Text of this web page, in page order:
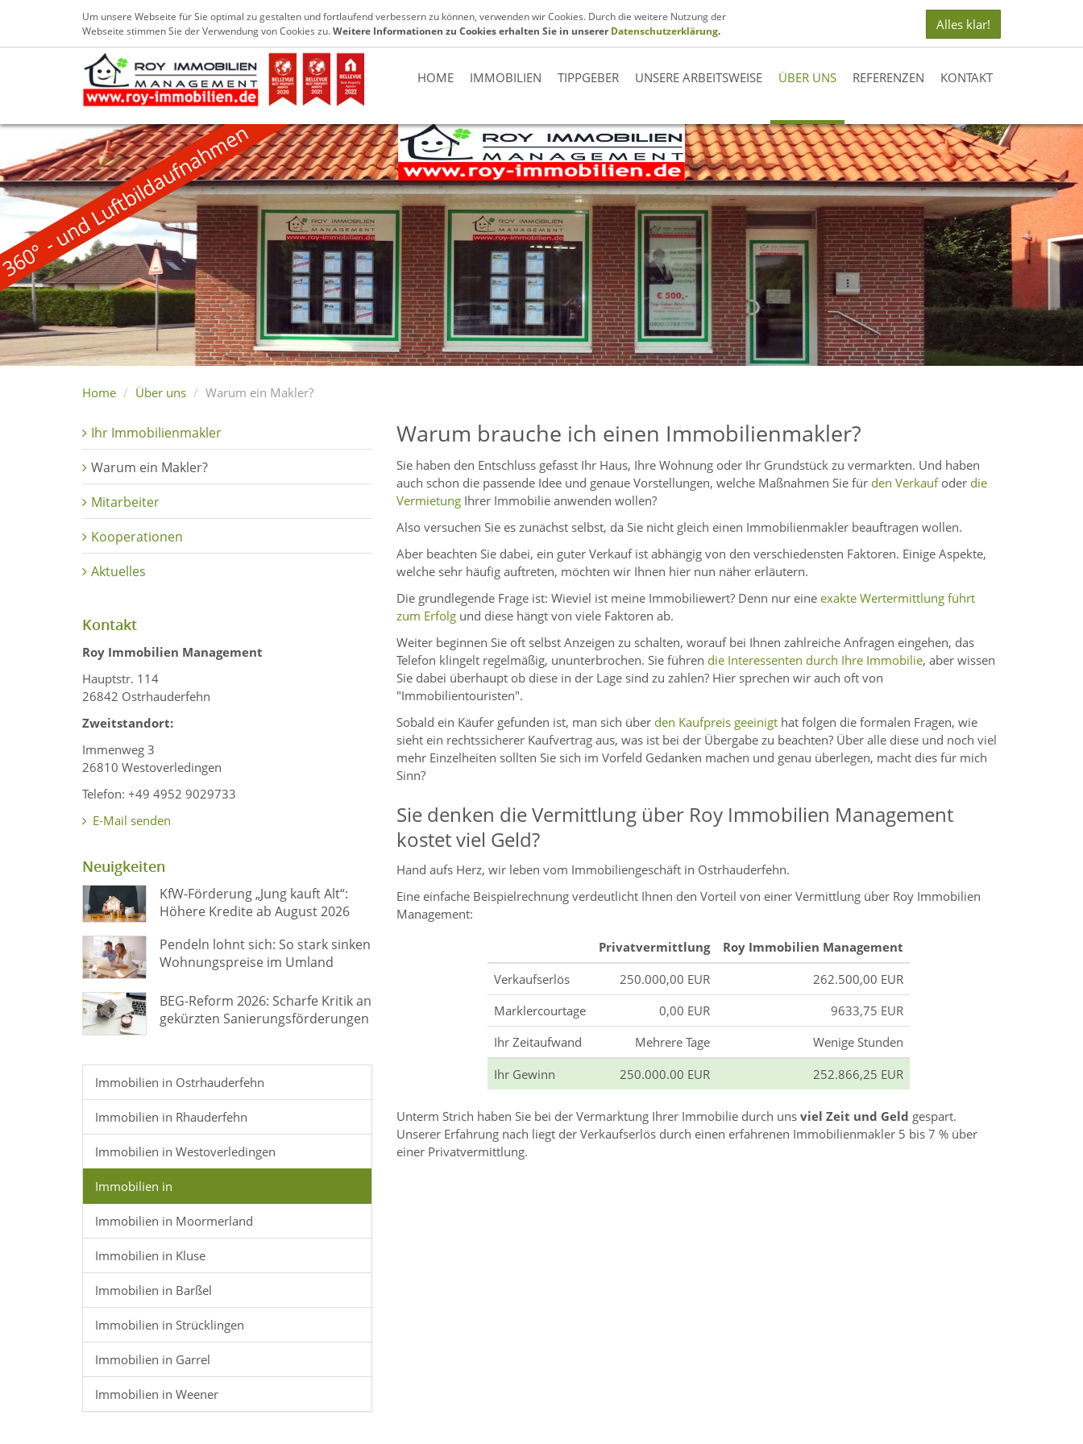
+49 4952 9029733 info@roy-immobilien.de
HOME IMMOBILIEN TIPPGEBER UNSERE ARBEITSWEISE ÜBER UNS REFERENZEN KONTAKT
- und Luftbildaufnahmen
Home Über uns Warum ein Makler?
Warum brauche ich einen Immobilienmakler?
Sie haben den Entschluss gefasst Ihr Haus, Ihre Wohnung oder Ihr Grundstück zu vermarkten. Und haben
auch schon die passende Idee und genaue Vorstellungen, welche Maßnahmen Sie für den Verkaufoder die
Vermietung Ihrer Immobilie anwenden wollen?
Also versuchen Sie es zunächst selbst, da Sie nicht gleich einen Immobilienmakler beauftragen wollen.
Aber beachten Sie dabei, ein guter Verkauf ist abhängig von den verschiedensten Faktoren. Einige Aspekte,
welche sehr häufig auftreten, möchten wir Ihnen hier nun näher erläutern.
Die grundlegende Frage ist: Wieviel ist meine Immobiliewert? Denn nur eine exakte Wertermittlung führt
zum Erfolg und diese hängt von viele Faktoren ab.
Weiter beginnen Sie oft selbst Anzeigen zu schalten, worauf bei Ihnen zahlreiche Anfragen eingehen, das
Telefon klingelt regelmäßig, ununterbrochen. Sie führen die Interessenten durch Ihre Immobilie, aber wissen
Sie dabei überhaupt ob diese in der Lage sind zu zahlen? Hier sprechen wir auch oft von
"Immobilientouristen".
Sobald ein Käufer gefunden ist, man sich über den Kaufpreis geeinigt hat folgen die formalen Fragen, wie
sieht ein rechtssicherer Kaufvertrag aus, was ist bei der Übergabe zu beachten? Über alle diese und noch viel
mehr Einzelheiten sollten Sie sich im Vorfeld Gedanken machen und genau überlegen, macht dies für mich
Sinn?
Sie denken die Vermittlung über Roy Immobilien Management
kostet viel Geld?
Hand aufs Herz, wir leben vom Immobiliengeschäft in Ostrhauderfehn.
Eine einfache Beispielrechnung verdeutlicht Ihnen den Vorteil von einer Vermittlung über Roy Immobilien
Management:
Privatvermittlung
Roy Immobilien Management
Verkaufserlös
250.000,00 EUR
262.500,00 EUR
Marklercourtage
0,00 EUR
9633,75 EUR
Ihr Zeitaufwand
Mehrere Tage
Wenige Stunden
Ihr Gewinn
250.000.00 EUR 252.866,25 EUR
Unterm Strich haben Sie bei der Vermarktung Ihrer Immobilie durch uns viel Zeit und Geld gespart.
Unserer Erfahrung nach liegt der Verkaufserlös durch einen erfahrenen Immobilienmakler 5 bis 7 % über
einer Privatvermittlung.
Ihr Immobilienmakler
Warum ein Makler?
Mitarbeiter
Kooperationen
Aktuelles
Kontakt
Roy Immobilien Management
Hauptstr. 114
26842 Ostrhauderfehn
Zweitstandort:
Immenweg 3
26810 Westoverledingen
Telefon: +49 4952 9029733
E-Mail senden
Neuigkeiten
KfW-Förderung „Jung kauft Alt“:
Höhere Kredite ab August 2026
Pendeln lohnt sich: So stark sinken
Wohnungspreise im Umland
BEG-Reform 2026: Scharfe Kritik an
gekürzten Sanierungsförderungen
Immobilien in Ostrhauderfehn
Immobilien in Rhauderfehn
Immobilien in Westoverledingen
Immobilien in
Immobilien in Moormerland
Immobilien in Kluse
Immobilien in Barßel
Immobilien in Strücklingen
Immobilien in Garrel
Immobilien in Weener
Um unsere Webseite für Sie optimal zu gestalten und fortlaufend verbessern zu können, verwenden wir Cookies. Durch die weitere Nutzung der
Webseite stimmen Sie der Verwendung von Cookies zu.Weitere Informationen zu Cookies erhalten Sie in unsererDatenschutzerklärung. Alles klar!